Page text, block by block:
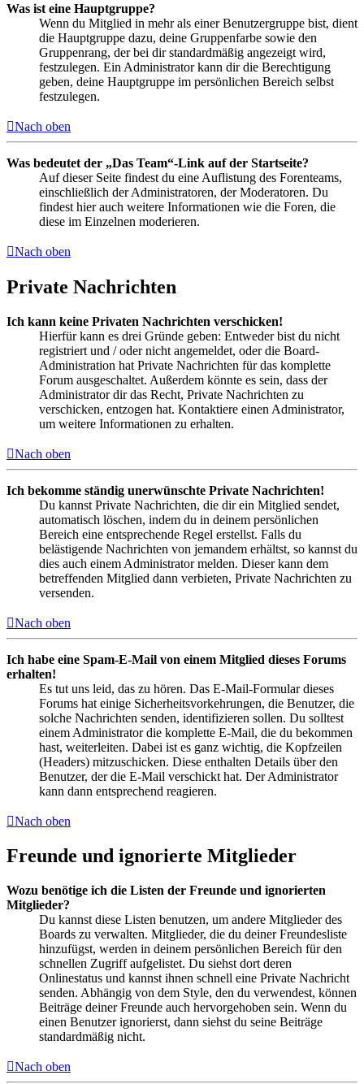
Was ist eine Hauptgruppe?
Wenn du Mitglied in mehr als einer Benutzergruppe bist, dient
die Hauptgruppe dazu, deine Gruppenfarbe sowie den
Gruppenrang, der bei dir standardmäßig angezeigt wird,
festzulegen. Ein Administrator kann dir die Berechtigung
geben, deine Hauptgruppe im persönlichen Bereich selbst
festzulegen.
Nach oben
Was bedeutet der „Das Team“-Link auf der Startseite?
Auf dieser Seite findest du eine Auflistung des Forenteams,
einschließlich der Administratoren, der Moderatoren. Du
findest hier auch weitere Informationen wie die Foren, die
diese im Einzelnen moderieren.
Nach oben
Private Nachrichten
Ich kann keine Privaten Nachrichten verschicken!
Hierfür kann es drei Gründe geben: Entweder bist du nicht
registriert und / oder nicht angemeldet, oder die Board-
Administration hat Private Nachrichten für das komplette
Forum ausgeschaltet. Außerdem könnte es sein, dass der
Administrator dir das Recht, Private Nachrichten zu
verschicken, entzogen hat. Kontaktiere einen Administrator,
um weitere Informationen zu erhalten.
Nach oben
Ich bekomme ständig unerwünschte Private Nachrichten!
Du kannst Private Nachrichten, die dir ein Mitglied sendet,
automatisch löschen, indem du in deinem persönlichen
Bereich eine entsprechende Regel erstellst. Falls du
belästigende Nachrichten von jemandem erhältst, so kannst du
dies auch einem Administrator melden. Dieser kann dem
betreffenden Mitglied dann verbieten, Private Nachrichten zu
versenden.
Nach oben
Ich habe eine Spam-E-Mail von einem Mitglied dieses Forums
erhalten!
Es tut uns leid, das zu hören. Das E-Mail-Formular dieses
Forums hat einige Sicherheitsvorkehrungen, die Benutzer, die
solche Nachrichten senden, identifizieren sollen. Du solltest
einem Administrator die komplette E-Mail, die du bekommen
hast, weiterleiten. Dabei ist es ganz wichtig, die Kopfzeilen
(Headers) mitzuschicken. Diese enthalten Details über den
Benutzer, der die E-Mail verschickt hat. Der Administrator
kann dann entsprechend reagieren.
Nach oben
Freunde und ignorierte Mitglieder
Wozu benötige ich die Listen der Freunde und ignorierten
Mitglieder?
Du kannst diese Listen benutzen, um andere Mitglieder des
Boards zu verwalten. Mitglieder, die du deiner Freundesliste
hinzufügst, werden in deinem persönlichen Bereich für den
schnellen Zugriff aufgelistet. Du siehst dort deren
Onlinestatus und kannst ihnen schnell eine Private Nachricht
senden. Abhängig von dem Style, den du verwendest, können
Beiträge deiner Freunde auch hervorgehoben sein. Wenn du
einen Benutzer ignorierst, dann siehst du seine Beiträge
standardmäßig nicht.
Nach oben